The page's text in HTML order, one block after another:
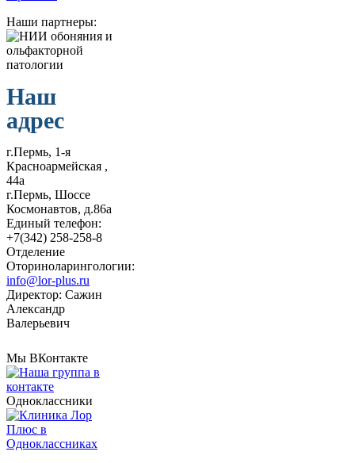
Наши партнеры:
Наш
адрес
г.Пермь, 1-я
Красноармейская ,
44а
г.Пермь, Шоссе
Космонавтов, д.86а
Единый телефон:
+7(342) 258-258-8
Отделение
Оториноларингологии:
info@lor-plus.ru
Директор: Сажин
Александр
Валерьевич
Мы ВКонтакте
Одноклассники